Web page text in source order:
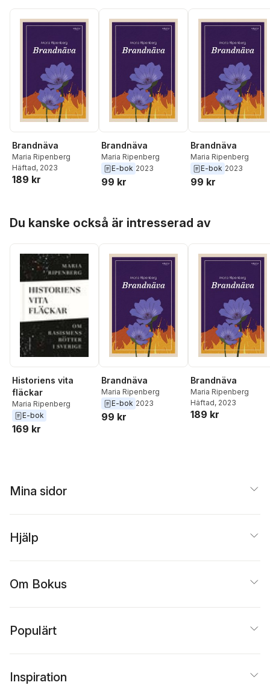
Brandnäva
Maria Ripenberg
Häftad, 2023
189 kr
Brandnäva
Maria Ripenberg
E-bok 2023
99 kr
Brandnäva
Maria Ripenberg
E-bok 2023
99 kr
Du kanske också är intresserad av
Historiens vita
fläckar
Maria Ripenberg
E-bok
169 kr
Brandnäva
Maria Ripenberg
E-bok 2023
99 kr
Brandnäva
Maria Ripenberg
Häftad, 2023
189 kr
Mina sidor
Hjälp
Om Bokus
Populärt
Inspiration